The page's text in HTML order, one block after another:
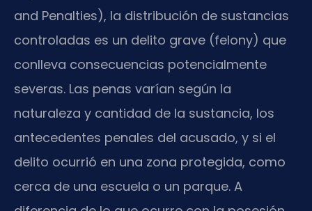
and Penalties), la distribución de sustancias
controladas es un delito grave (felony) que
conlleva consecuencias potencialmente
severas. Las penas varían según la
naturaleza y cantidad de la sustancia, los
antecedentes penales del acusado, y si el
delito ocurrió en una zona protegida, como
cerca de una escuela o un parque. A